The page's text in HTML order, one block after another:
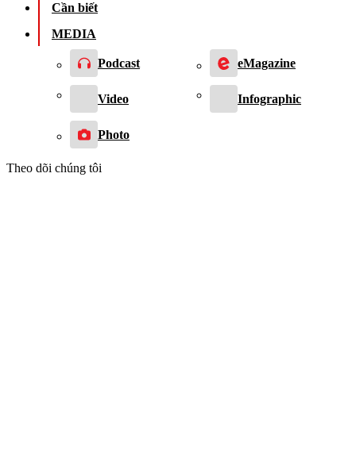
Cần biết
MEDIA
Podcast eMagazine
Video Infographic
Photo
Theo dõi chúng tôi